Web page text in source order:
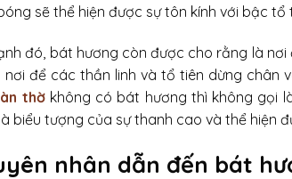
sẽ thể hiện được sự tôn kính với bậc tổ
đó, bát hương còn được cho rằng là
nơi để các thần linh và tổ tiên dừng chân
thờkhông có bát hương thì không gọi
biểu tượng của sự thanh cao và thể hiện
nhân dẫn đến bát